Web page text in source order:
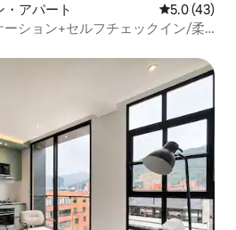
アパート レビュー43
5.0 (43)
ション+セルフチェックイン/柔
す。